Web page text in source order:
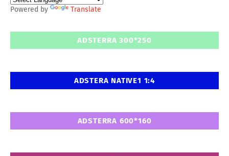
Powered by Translate
ADSTERRA 300*250
ADSTERA NATIVE1 1:4
ADSTERRA 600*160